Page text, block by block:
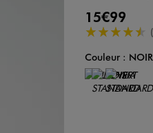
15€99
4.5/5 de
Couleur
Couleur : NOIR
Choisissez votre